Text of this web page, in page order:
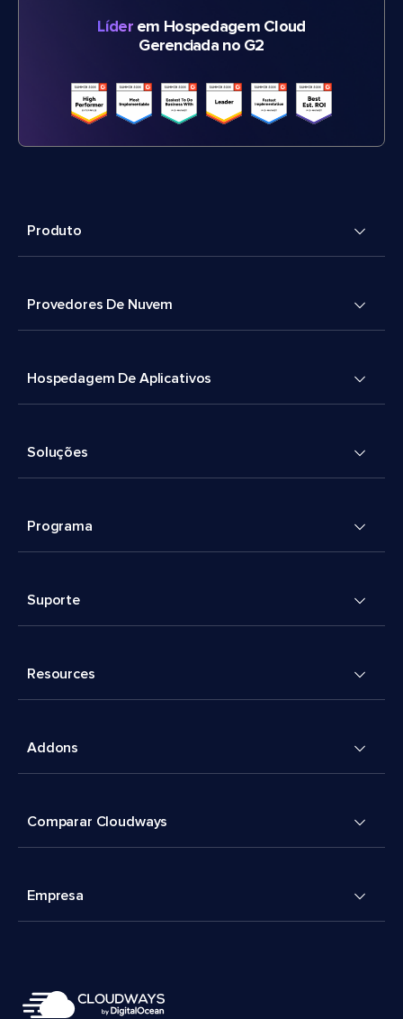
Líderem Hospedagem Cloud
Gerenciada no G2
Produto
Provedores De Nuvem
Hospedagem De Aplicativos
Soluções
Programa
Suporte
Resources
Addons
Comparar Cloudways
Empresa